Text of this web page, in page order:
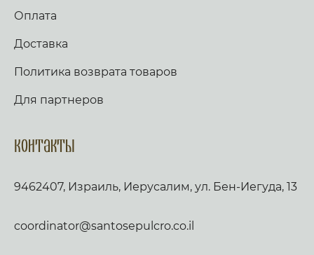
Оплата
Доставка
Политика возврата товаров
Для партнеров
Контакты
9462407, Израиль, Иерусалим, ул. Бен-Иегуда, 13
coordinator@santosepulcro.co.il